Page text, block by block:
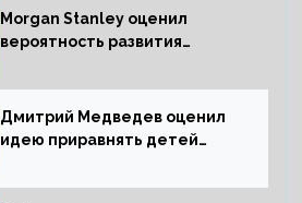
Morgan Stanley оценил
вероятность развития
Дмитрий Медведев оценил
идею приравнять детей